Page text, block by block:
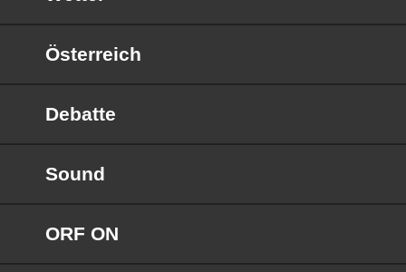
Österreich
Debatte
Sound
ORF ON